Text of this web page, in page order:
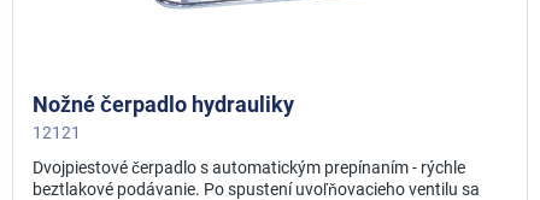
Nožné čerpadlo hydrauliky
12121
Dvojpiestové čerpadlo s automatickým prepínaním - rýchle
beztlakové podávanie. Po spustení uvoľňovacieho ventilu sa